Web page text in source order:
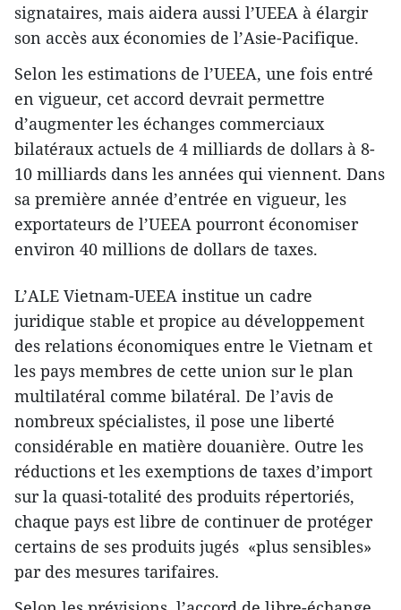
signataires, mais aidera aussi l’UEEA à élargir
son accès aux économies de l’Asie-Pacifique.
Selon les estimations de l’UEEA, une fois entré
en vigueur, cet accord devrait permettre
d’augmenter les échanges commerciaux
bilatéraux actuels de 4 milliards de dollars à 8-
10 milliards dans les années qui viennent. Dans
sa première année d’entrée en vigueur, les
exportateurs de l’UEEA pourront économiser
environ 40 millions de dollars de taxes.
L’ALE Vietnam-UEEA institue un cadre
juridique stable et propice au développement
des relations économiques entre le Vietnam et
les pays membres de cette union sur le plan
multilatéral comme bilatéral. De l’avis de
nombreux spécialistes, il pose une liberté
considérable en matière douanière. Outre les
réductions et les exemptions de taxes d’import
sur la quasi-totalité des produits répertoriés,
chaque pays est libre de continuer de protéger
certains de ses produits jugés «plus sensibles»
par des mesures tarifaires.